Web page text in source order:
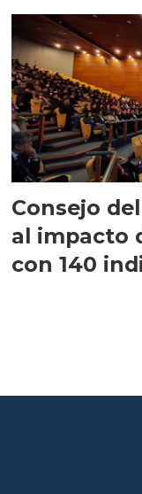
Consejo
al impacto
con 140